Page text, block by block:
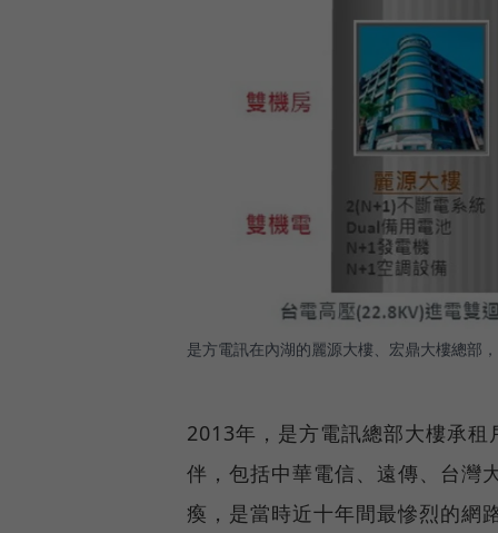
是方電訊在內湖的麗源大樓、宏鼎大樓總部
2013年，是方電訊總部大樓承
伴，包括中華電信、遠傳、台灣
瘓，是當時近十年間最慘烈的網